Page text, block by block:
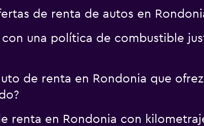
de renta de autos en
una política de combustible
de renta en Rondonia que
renta en Rondonia con